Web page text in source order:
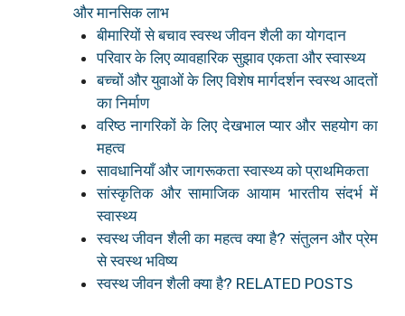
और मानसिक लाभ
बीमारियों से बचाव स्वस्थ जीवन शैली का योगदान
परिवार के लिए व्यावहारिक सुझाव एकता और स्वास्थ्य
बच्चों और युवाओं के लिए विशेष मार्गदर्शन स्वस्थ आदतों
का निर्माण
वरिष्ठ नागरिकों के लिए देखभाल प्यार और सहयोग का
महत्व
सावधानियाँ और जागरूकता स्वास्थ्य को प्राथमिकता
सांस्कृतिक और सामाजिक आयाम भारतीय संदर्भ में
स्वास्थ्य
स्वस्थ जीवन शैली का महत्व क्या है? संतुलन और प्रेम
से स्वस्थ भविष्य
स्वस्थ जीवन शैली क्या है? RELATED POSTS